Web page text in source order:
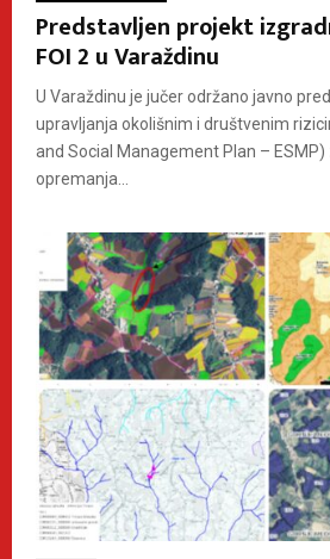
Predstavljen projekt
FOI 2 u Varaždinu
U Varaždinu je jučer održano javno
upravljanja okolišnim i društvenim
and Social Management Plan –
opremanja...